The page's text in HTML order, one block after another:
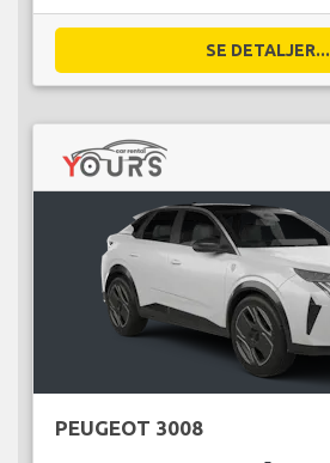
SE DETALJER...
PEUGEOT 3008